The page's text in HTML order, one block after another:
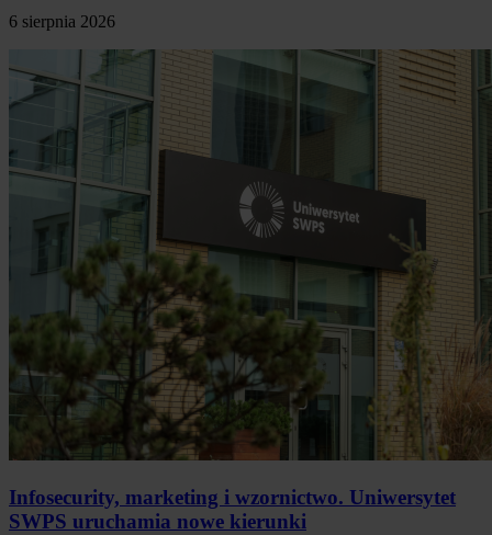
6 sierpnia 2026
Infosecurity, marketing i wzornictwo. Uniwersytet
SWPS uruchamia nowe kierunki